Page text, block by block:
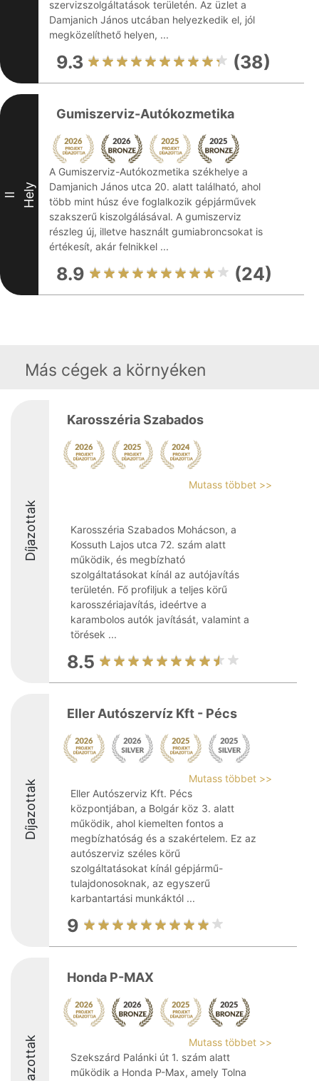
szervizszolgáltatások területén. Az üzlet a
Damjanich János utcában helyezkedik el, jól
megközelíthető helyen, ...
9.3 (38)
II Hely
Gumiszerviz-Autókozmetika
A Gumiszerviz-Autókozmetika székhelye a
Damjanich János utca 20. alatt található, ahol
több mint húsz éve foglalkozik gépjárművek
szakszerű kiszolgálásával. A gumiszerviz
részleg új, illetve használt gumiabroncsokat is
értékesít, akár felnikkel ...
8.9 (24)
Más cégek a környéken
Díjazottak
Karosszéria Szabados
Mutass többet >>
Karosszéria Szabados Mohácson, a
Kossuth Lajos utca 72. szám alatt
működik, és megbízható
szolgáltatásokat kínál az autójavítás
területén. Fő profiljuk a teljes körű
karosszériajavítás, ideértve a
karambolos autók javítását, valamint a
törések ...
8.5
Díjazottak
Eller Autószervíz Kft - Pécs
Mutass többet >>
Eller Autószerviz Kft. Pécs
központjában, a Bolgár köz 3. alatt
működik, ahol kiemelten fontos a
megbízhatóság és a szakértelem. Ez az
autószerviz széles körű
szolgáltatásokat kínál gépjármű-
tulajdonosoknak, az egyszerű
karbantartási munkáktól ...
9
Díjazottak
Honda P-MAX
Mutass többet >>
Szekszárd Palánki út 1. szám alatt
működik a Honda P-Max, amely Tolna